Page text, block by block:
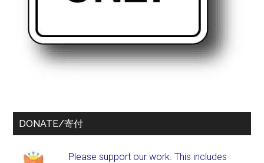
DONATE/寄付
Please support our work. This includes